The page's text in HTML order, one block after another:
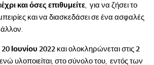
και όσες επιθυμείτε, για να ζήσει το
και να διασκεδάσει σε ένα ασφαλές
20 Ιουνίου 2022 και ολοκληρώνεται στις 2
ενώ υλοποιείται, στο σύνολο του, εντός των